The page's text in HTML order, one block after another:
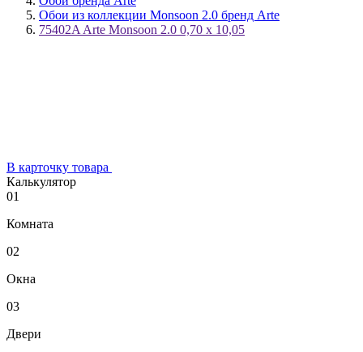
Обои из коллекции Monsoon 2.0 бренд Arte
75402A Arte Monsoon 2.0 0,70 х 10,05
В карточку товара
Калькулятор
01
Комната
02
Окна
03
Двери